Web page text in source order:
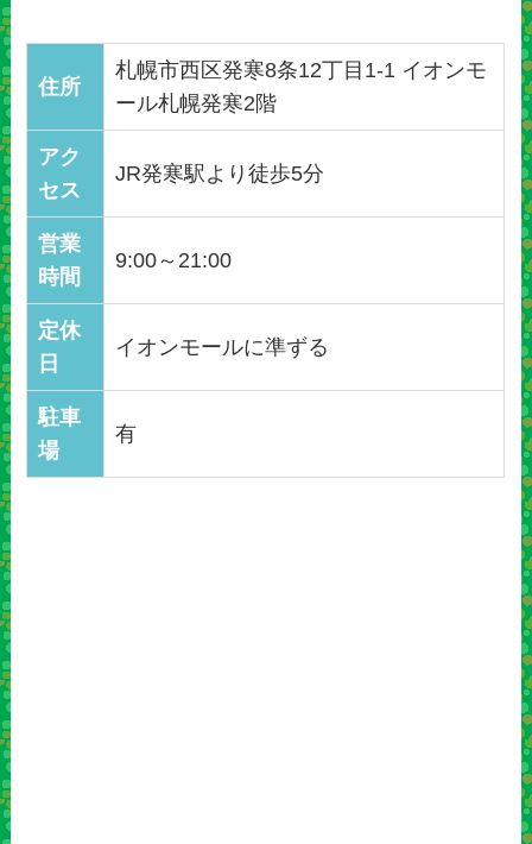
住所
札幌市西区発寒8条12丁目1-1 イオンモ
ール札幌発寒2階
アク
セス
JR発寒駅より徒歩5分
営業
時間
9:00～21:00
定休
日
イオンモールに準ずる
駐車
場
有